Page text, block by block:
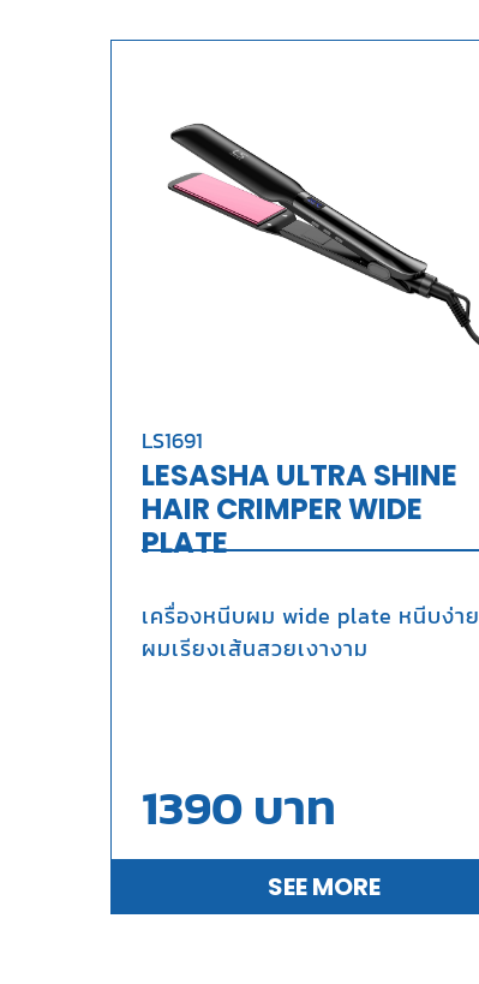
LS1691
LESASHA ULTRA SHINE
HAIR CRIMPER WIDE
PLATE
เครื่องหนีบผม wide plate หนีบง่าย
ผมเรียงเส้นสวยเงางาม
1390บาท
SEE MORE